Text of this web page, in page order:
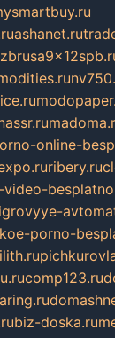
ashanet.ru
online-
ribery.ru
porno-
comp123.ru
biz-doska.ru